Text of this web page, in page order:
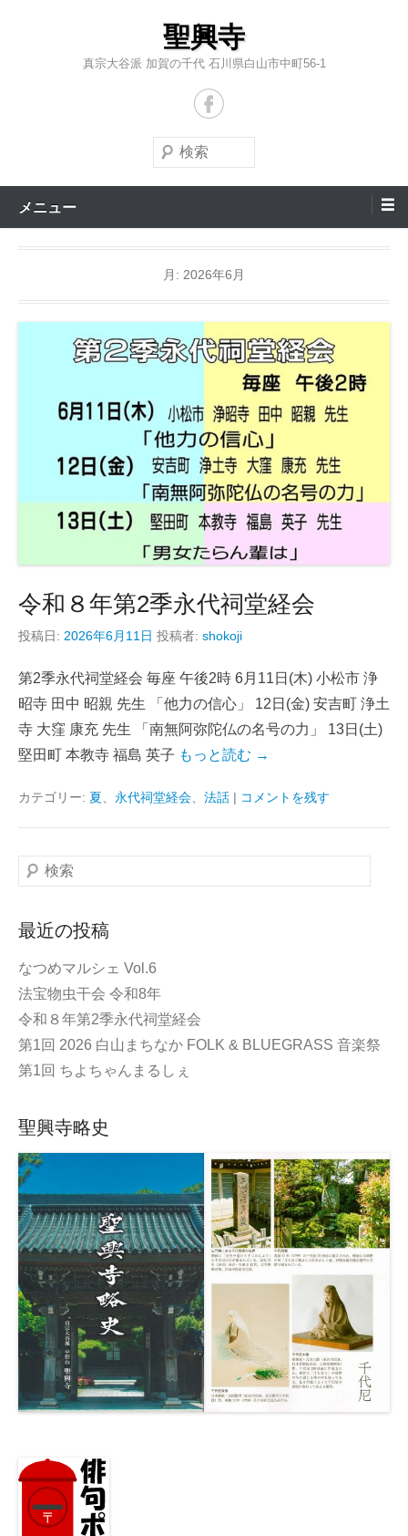
キ
聖興寺
真宗大谷派 加賀の千代 石川県白山市中町56-1
検
索
メニュー
月: 2026年6月
令和８年第2季永代祠堂経会
投稿日: 2026年6月11日 投稿者: shokoji
第2季永代祠堂経会 毎座 午後2時 6月11日(木) 小松市 浄
昭寺 田中 昭親 先生 「他力の信心」 12日(金) 安吉町 浄土
寺 大窪 康充 先生 「南無阿弥陀仏の名号の力」 13日(土)
堅田町 本教寺 福島 英子 もっと読む →
カテゴリー: 夏 永代祠堂経会 法話 | コメントを残す
検
最近の投稿
なつめマルシェ Vol.6
法宝物虫干会 令和8年
令和８年第2季永代祠堂経会
第1回 2026 白山まちなか FOLK & BLUEGRASS 音楽祭
第1回 ちよちゃんまるしぇ
聖興寺略史